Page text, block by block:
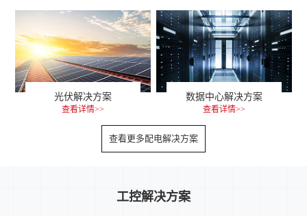
光伏解决方案
查看详情>>
数据中心解决方案
查看详情>>
查看更多配电解决方案
工控解决方案